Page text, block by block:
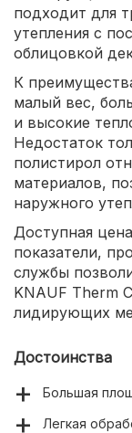
подходит для
утепления с
облицовкой
К
малый вес,
и высокие
Недостаток
полистирол
материалов,
наружного
Доступная
показатели,
службы
KNAUF Therm
лидирующих
Достоинства
Большая
Легкая